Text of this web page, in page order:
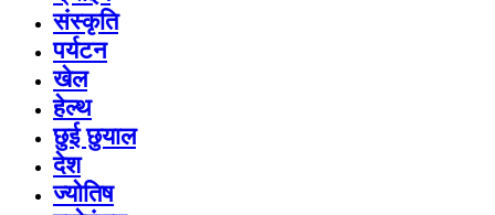
संस्कृति
पर्यटन
खेल
हेल्थ
छुई छुयाल
देश
ज्योतिष